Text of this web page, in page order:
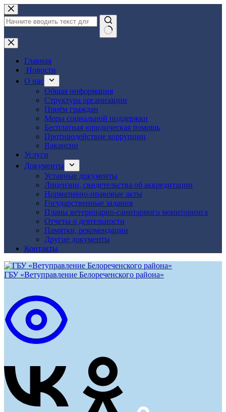
Перейти
к
сути
Ничего
не
найденоГлавная
Новости
О нас
Общая информация
Структура организации
Приём граждан
Меры социальной поддержки
Бесплатная юридическая помощь
Противодействие коррупции
Вакансии
Услуги
Документы
Уставные документы
Лицензии, свидетельства об аккредитации
Нормативно-правовые акты
Государственные задания
Планы ветеринарно-санитарного мониторинга
Отчеты о деятельности
Памятки, рекомендации
Другие документы
Контакты
ГБУ «Ветуправление Белореченского района»